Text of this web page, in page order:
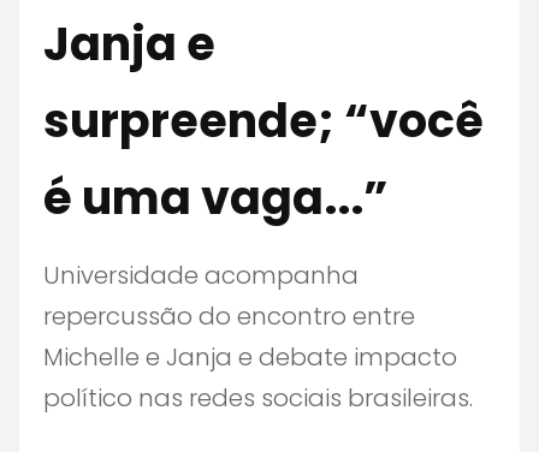
Janja e
surpreende; “você
é uma vaga...”
Universidade acompanha
repercussão do encontro entre
Michelle e Janja e debate impacto
político nas redes sociais brasileiras.